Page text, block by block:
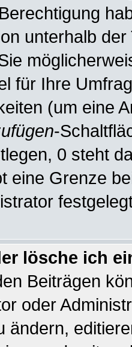
unterhalb
für Ihre
(um eine
-
0 steht
eine Grenze
lösche ich
Beiträgen
oder
ändern,